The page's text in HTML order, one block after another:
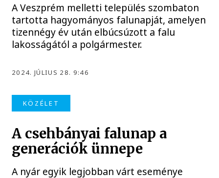
A Veszprém melletti település szombaton
tartotta hagyományos falunapját, amelyen
tizennégy év után elbúcsúzott a falu
lakosságától a polgármester.
2024. JÚLIUS 28. 9:46
KÖZÉLET
A csehbányai falunap a
generációk ünnepe
A nyár egyik legjobban várt eseménye